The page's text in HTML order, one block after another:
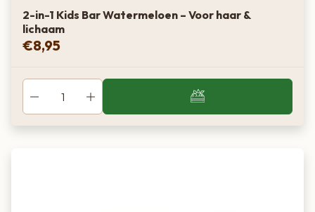
2-in-1 Kids Bar Watermeloen – Voor haar &
lichaam
€8,95